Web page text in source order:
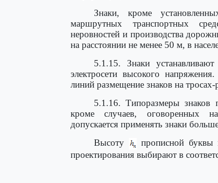
Знаки, кроме
маршрутных транспортных
неровностей и производства
на расстоянии не менее 50 м, в
5.1.15. Знаки
электросети высокого
линий размещение знаков на тросах-
5.1.16. Типоразмеры
кроме случаев, оговоренных
допускается применять знаки
Высоту
прописной буквы
проектирования выбирают в